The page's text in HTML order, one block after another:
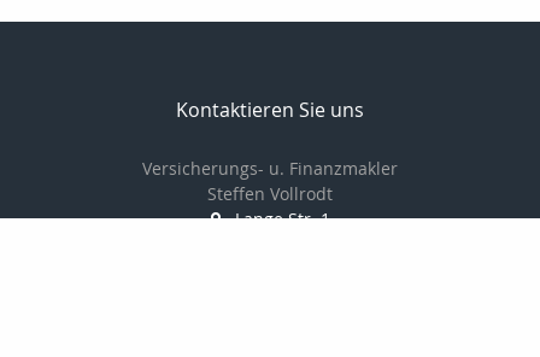
Kontaktieren Sie uns
Versicherungs- u. Finanzmakler
Steffen Vollrodt
Lange Str. 1